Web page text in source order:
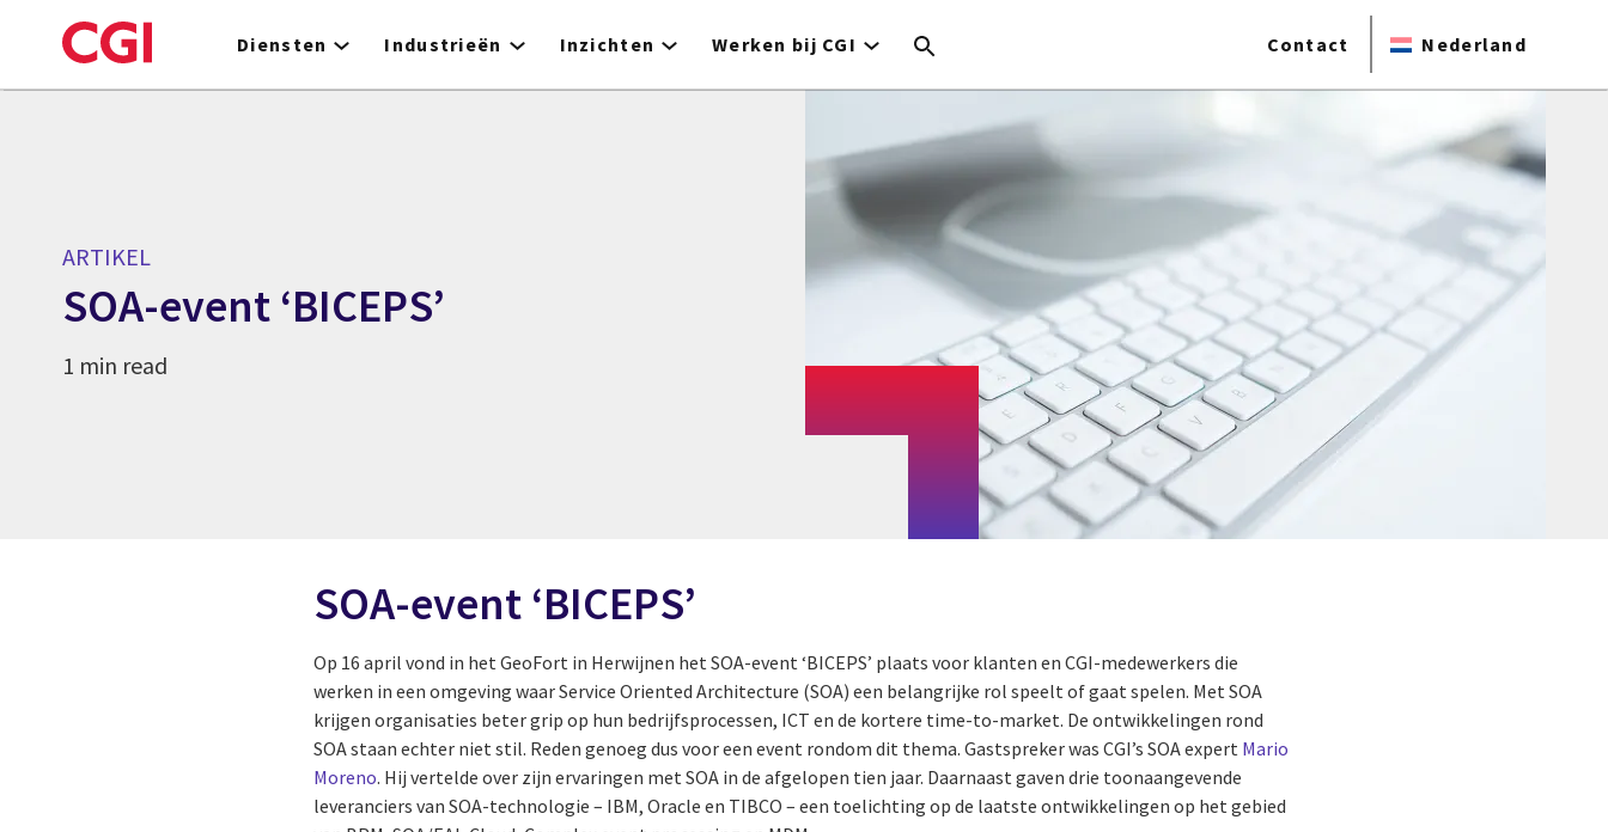
to
Diensten Industrieën Inzichten Werken bij CGI Contact Nederland
ARTIKEL
SOA-event ‘BICEPS’
1 min read
SOA-event ‘BICEPS’
Op 16 april vond in het GeoFort in Herwijnen het SOA-event ‘BICEPS’ plaats voor klanten en CGI-medewerkers die
werken in een omgeving waar Service Oriented Architecture (SOA) een belangrijke rol speelt of gaat spelen. Met SOA
krijgen organisaties beter grip op hun bedrijfsprocessen, ICT en de kortere time-to-market. De ontwikkelingen rond
SOA staan echter niet stil. Reden genoeg dus voor een event rondom dit thema. Gastspreker was CGI’s SOA expert Mario
Moreno. Hij vertelde over zijn ervaringen met SOA in de afgelopen tien jaar. Daarnaast gaven drie toonaangevende
leveranciers van SOA-technologie – IBM, Oracle en TIBCO – een toelichting op de laatste ontwikkelingen op het gebied